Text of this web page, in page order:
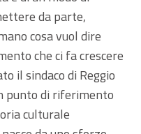
da parte,
cosa vuol dire
che ci fa crescere
il sindaco di Reggio
punto di riferimento
culturale